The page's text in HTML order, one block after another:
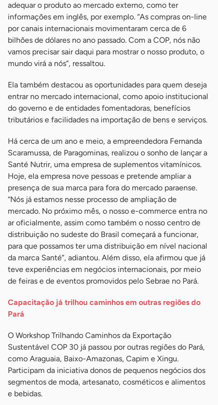
adequar o produto ao mercado externo, como ter
informações em inglês, por exemplo. “As compras on-line
por canais internacionais movimentaram cerca de 6
bilhões de dólares no ano passado. Com a COP, nós não
vamos precisar sair daqui para mostrar o nosso produto, o
mundo virá a nós”, ressaltou.
Ela também destacou as oportunidades para quem deseja
entrar no mercado internacional, como apoio institucional
do governo e de entidades fomentadoras, benefícios
tributários e facilidades na importação de bens e serviços.
Há cerca de um ano e meio, a empreendedora Fernanda
Scaramussa, de Paragominas, realizou o sonho de lançar a
Santé Nutrir, uma empresa de suplementos vitamínicos.
Hoje, ela empresa nove pessoas e pretende ampliar a
presença de sua marca para fora do mercado paraense.
“Nós já estamos nesse processo de ampliação de
mercado. No próximo mês, o nosso e-commerce entra no
ar oficialmente, assim como também o nosso centro de
distribuição no sudeste do Brasil começará a funcionar,
para que possamos ter uma distribuição em nível nacional
da marca Santé”, adiantou. Além disso, ela afirmou que já
teve experiências em negócios internacionais, por meio
de feiras e de eventos promovidos pelo Sebrae no Pará.
Capacitação já trilhou caminhos em outras regiões do
Pará
O Workshop Trilhando Caminhos da Exportação
Sustentável COP 30 já passou por outras regiões do Pará,
como Araguaia, Baixo-Amazonas, Capim e Xingu.
Participam da iniciativa donos de pequenos negócios dos
segmentos de moda, artesanato, cosméticos e alimentos
e bebidas.